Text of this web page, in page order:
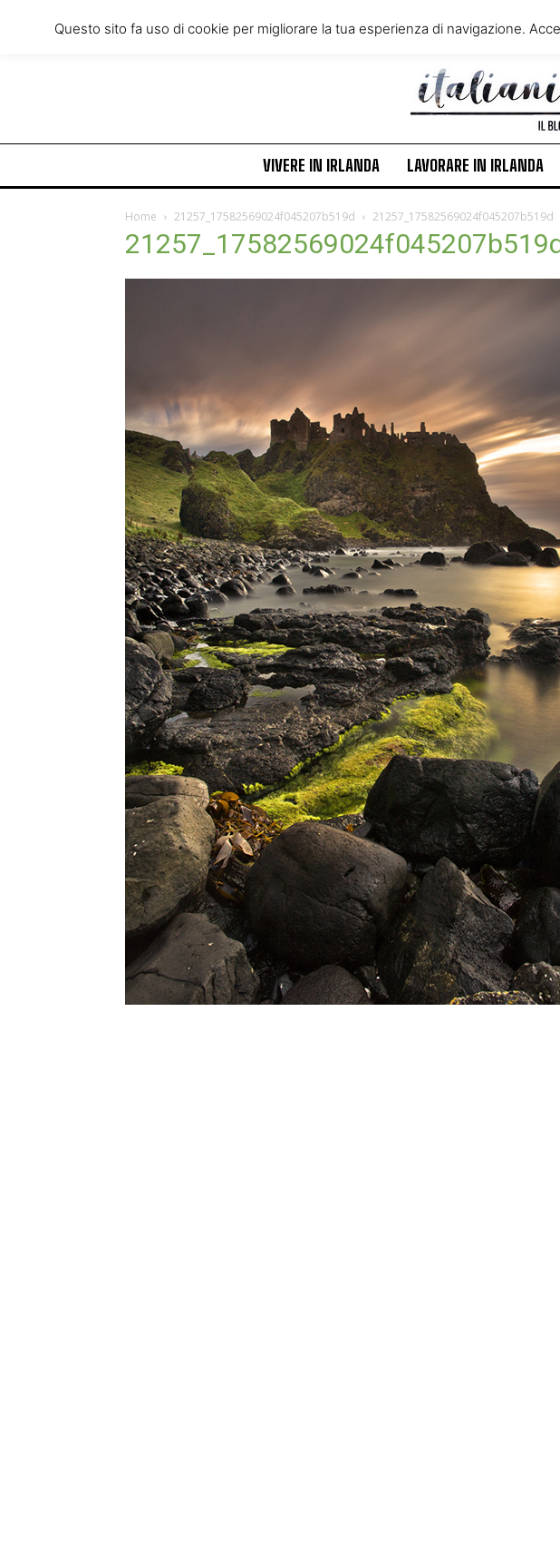
Thursday, August 6, 2026
VIVERE IN IRLANDA LAVORARE IN IRLANDA
Home 21257_17582569024f045207b519d 21257_17582569024f045207b519d
Questo sito fa uso di cookie per migliorare la tua esperienza di navigazione.